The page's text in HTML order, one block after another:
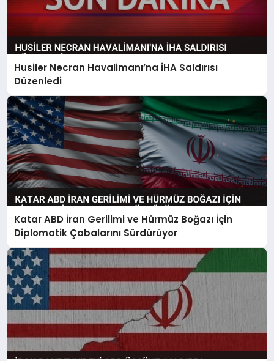
Husiler Necran Havalimanı’na İHA Saldırısı
Düzenledi
Katar ABD İran Gerilimi ve Hürmüz Boğazı İçin
Diplomatik Çabalarını Sürdürüyor